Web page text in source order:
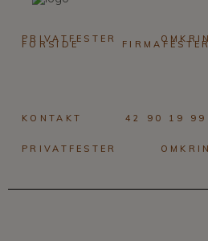
FORSIDE FIRMAFESTER
PRIVATFESTER
PRIVATFESTER
KONTAKT 42 90 19 99